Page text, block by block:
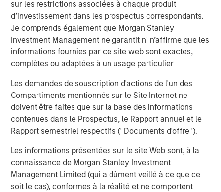
sur les restrictions associées à chaque produit
d’investissement dans les prospectus correspondants.
Je comprends également que Morgan Stanley
Investment Management ne garantit ni n’affirme que les
informations fournies par ce site web sont exactes,
complètes ou adaptées à un usage particulier
Les demandes de souscription d'actions de l'un des
Compartiments mentionnés sur le Site Internet ne
doivent être faites que sur la base des informations
contenues dans le Prospectus, le Rapport annuel et le
Rapport semestriel respectifs (' Documents d'offre ').
Les informations présentées sur le site Web sont, à la
connaissance de Morgan Stanley Investment
Management Limited (qui a dûment veillé à ce que ce
soit le cas), conformes à la réalité et ne comportent
sales growth posted by the company over the last two
years. Joining hands with Morgan Stanley will further
help strengthen Company's positioning in the FMCG
space", said Ethan Khatri, Partner at Fulcrum.
MAPE Advisory Group acted as the sole financial advisor
for the transaction.
About Southern Health Foods
Southern Health Foods is a packaged food products
company, manufacturing and marketing natural health
foods in India. The company has created a health food
platform with an array of natural, preservative-free food
products. Southern Health Foods offers its products under